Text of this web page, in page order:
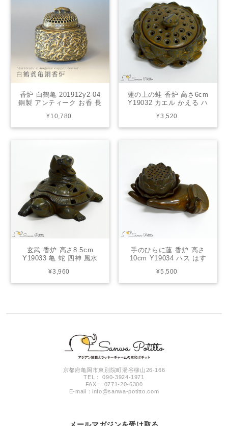
香炉 白鶴亀 201912y2-04
銅製 アンティーク お香 長
の日 母の日 父の日 亀 鶴
縁起物
¥10,780
蓮の上の蛙 香炉 高さ6cm
Y19032 カエル かえる ハ
オブジェ 無事帰る 福が返
る 若返る お金が返る 癒し
¥3,520
玄武 香炉 高さ8.5cm
Y19033 亀 蛇 四神 風水
ブジェ 魔除け 厄除け 長寿
仕事運アップ 人間関係ア
¥3,960
手のひらに蓮 香炉 高さ
10cm Y19034 ハス はす
インテリア オブジェ 厄除
け 癒し お香立て 浄化 清
¥5,500
京都府亀岡市東別院町湯谷柳山26-166
TEL： 090-3924-1971
FAX： 0771-20-6300
E-mail：info@sanwa-potitto.com